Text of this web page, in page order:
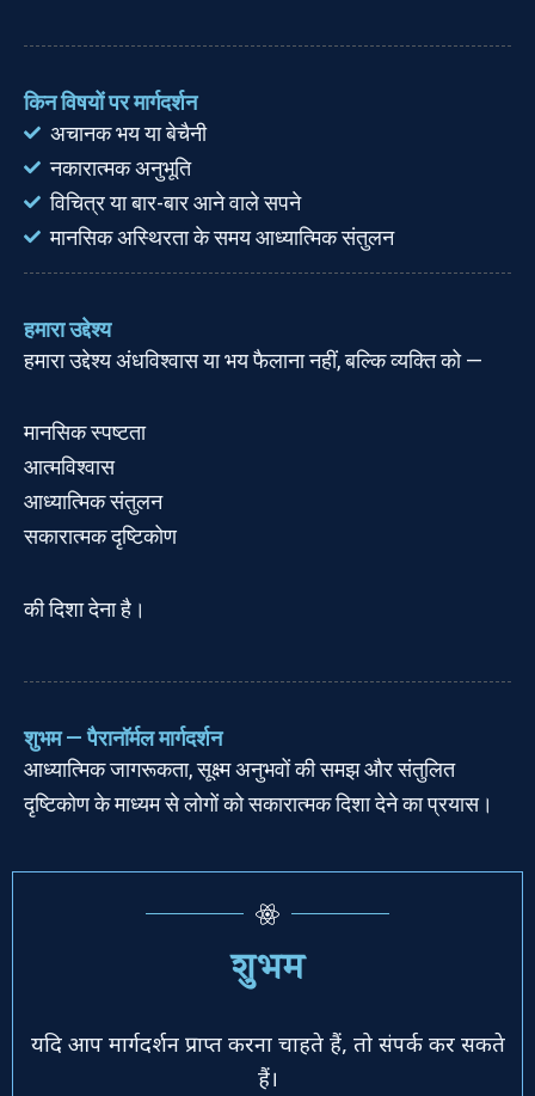
किन विषयों पर मार्गदर्शन
अचानक भय या बेचैनी
नकारात्मक अनुभूति
विचित्र या बार-बार आने वाले सपने
मानसिक अस्थिरता के समय आध्यात्मिक संतुलन
हमारा उद्देश्य
हमारा उद्देश्य अंधविश्वास या भय फैलाना नहीं, बल्कि व्यक्ति को —
मानसिक स्पष्टता
आत्मविश्वास
आध्यात्मिक संतुलन
सकारात्मक दृष्टिकोण
की दिशा देना है।
शुभम — पैरानॉर्मल मार्गदर्शन
आध्यात्मिक जागरूकता, सूक्ष्म अनुभवों की समझ और संतुलित
दृष्टिकोण के माध्यम से लोगों को सकारात्मक दिशा देने का प्रयास।
शुभम
यदि आप मार्गदर्शन प्राप्त करना चाहते हैं, तो संपर्क कर सकते
हैं।